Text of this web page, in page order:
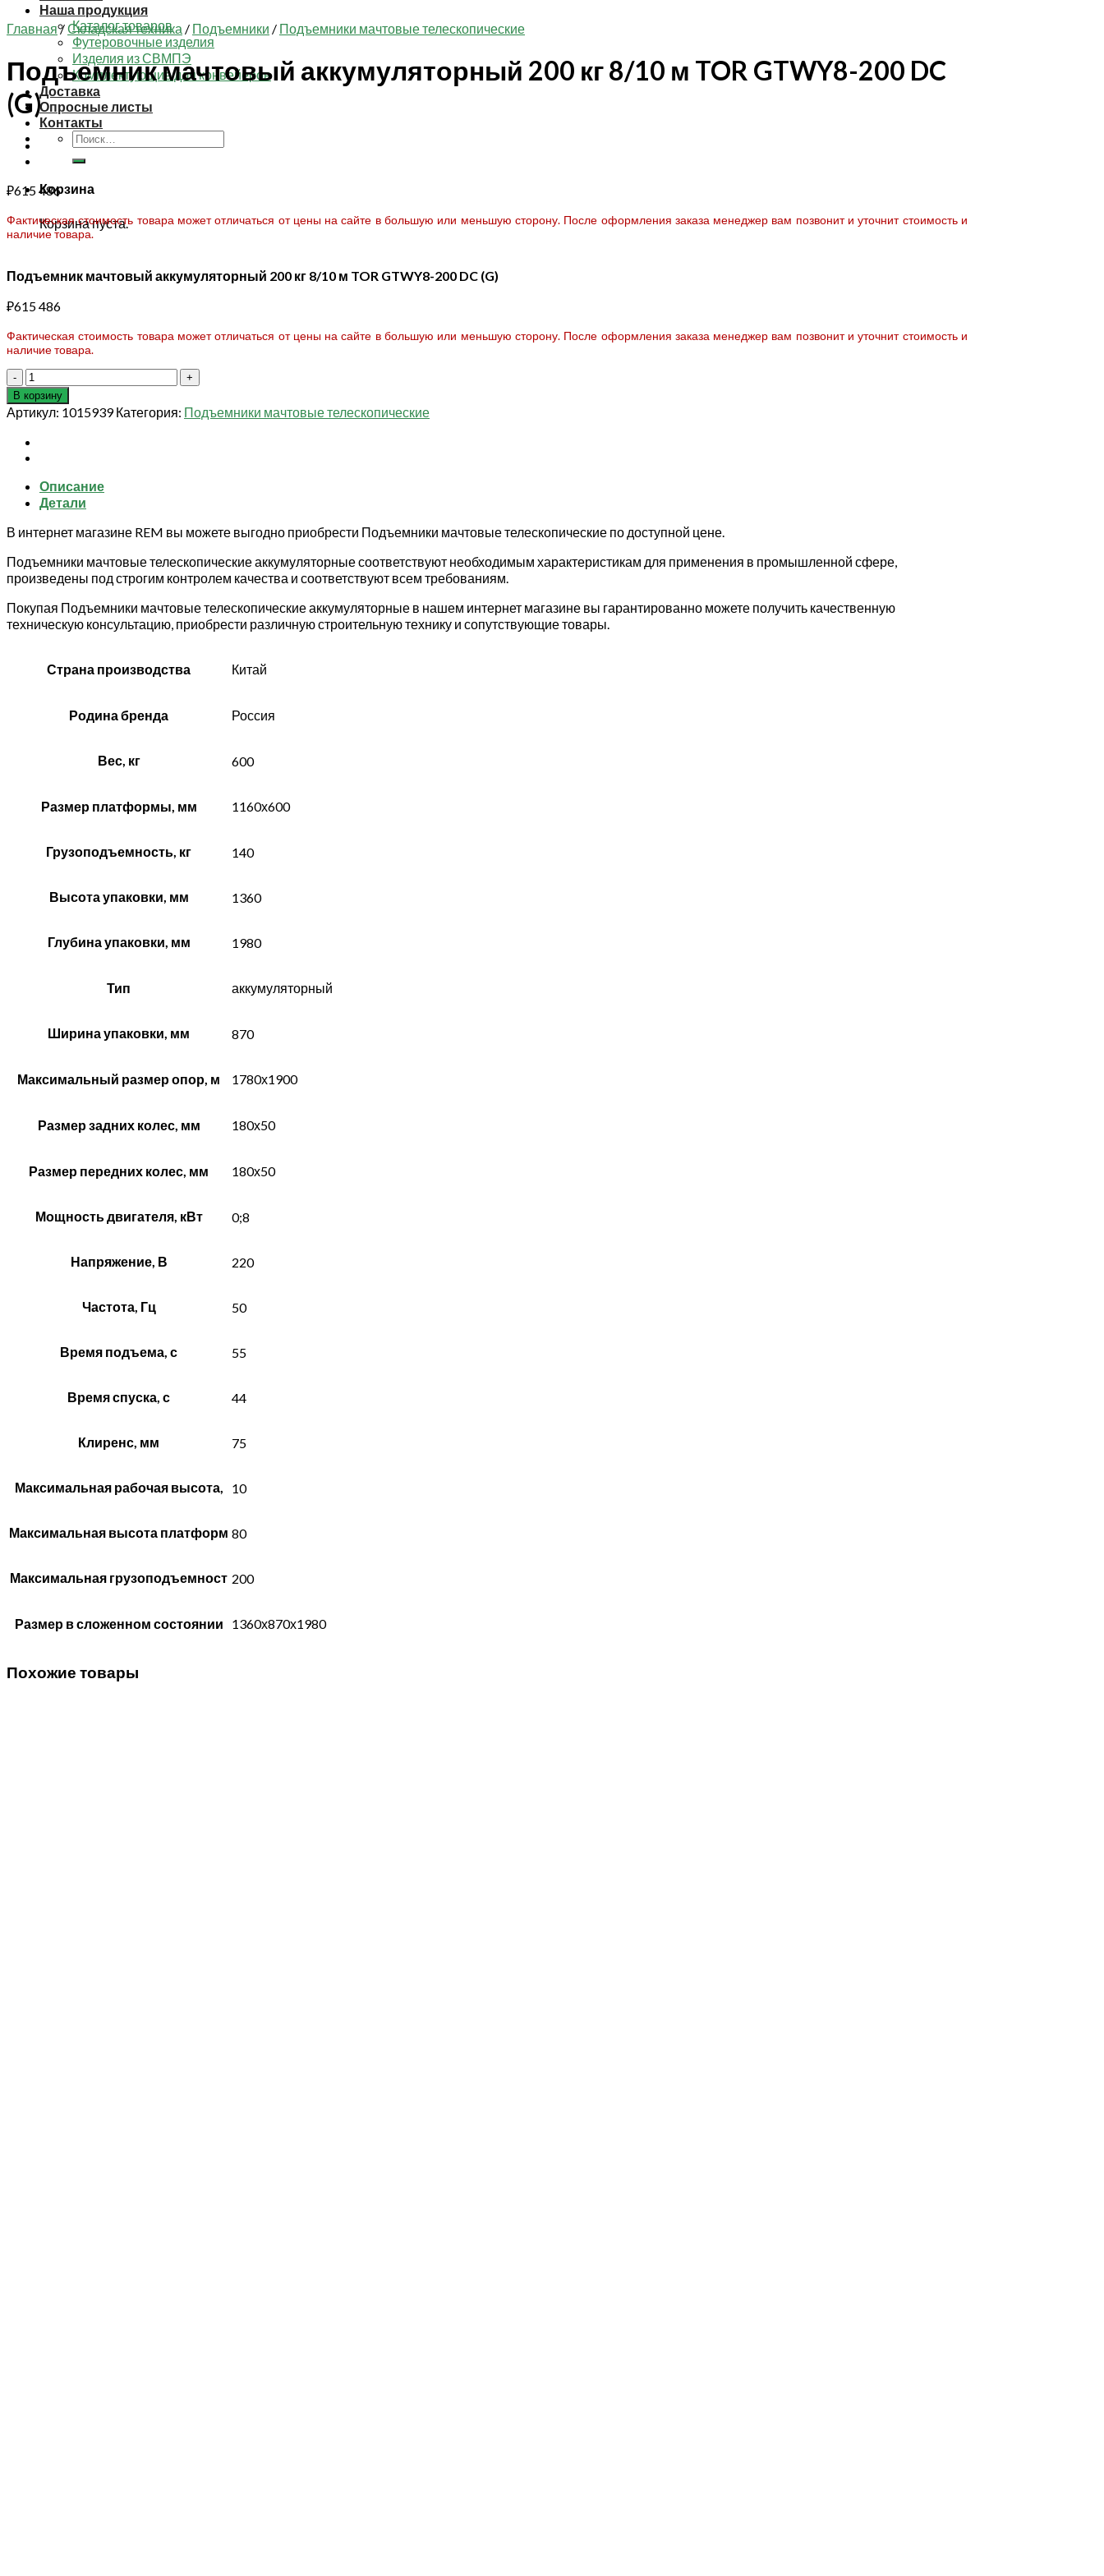
Наша продукция
Каталог товаров
Футеровочные изделия
Изделия из СВМПЭ
Комплектующие для конвейеров
Доставка
Опросные листы
Контакты
Искать:
Корзина
Корзина пуста.
Главная /Складская техника / Подъемники / Подъемники мачтовые телескопические
Подъемник мачтовый аккумуляторный 200 кг 8/10 м TOR GTWY8-200 DC
(G)
₽615 486
Фактическая стоимость товара может отличаться от цены на сайте в большую или меньшую сторону. После оформления заказа менеджер вам позвонит и уточнит стоимость и
наличие товара.
Подъемник мачтовый аккумуляторный 200 кг 8/10 м TOR GTWY8-200 DC (G)
₽615 486
Фактическая стоимость товара может отличаться от цены на сайте в большую или меньшую сторону. После оформления заказа менеджер вам позвонит и уточнит стоимость и
наличие товара.
Количество
товара
Подъемник
мачтовый
аккумуляторный
200
8/10
м
GTWY8-
DC
(G)
В корзину
Артикул: 1015939 Категория: Подъемники мачтовые телескопические
Описание
Детали
В интернет магазине REM вы можете выгодно приобрести Подъемники мачтовые телескопические по доступной цене.
Подъемники мачтовые телескопические аккумуляторные соответствуют необходимым характеристикам для применения в промышленной сфере,
произведены под строгим контролем качества и соответствуют всем требованиям.
Покупая Подъемники мачтовые телескопические аккумуляторные в нашем интернет магазине вы гарантированно можете получить качественную
техническую консультацию, приобрести различную строительную технику и сопутствующие товары.
Страна производства Китай
Родина бренда Россия
Вес, кг 600
Размер платформы, мм 1160х600
Грузоподъемность, кг 140
Высота упаковки, мм 1360
Глубина упаковки, мм 1980
Тип аккумуляторный
Ширина упаковки, мм 870
Максимальный размер опор, м 1780х1900
Размер задних колес, мм 180х50
Размер передних колес, мм 180х50
Мощность двигателя, кВт 0;8
Напряжение, В 220
Частота, Гц 50
Время подъема, с 55
Время спуска, с 44
Клиренс, мм 75
Максимальная рабочая высота, 10
Максимальная высота платформ 80
Максимальная грузоподъемност 200
Размер в сложенном состоянии 1360х870х1980
Похожие товары